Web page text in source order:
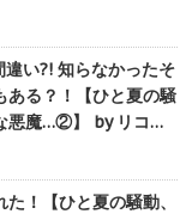
違い?! 知らなかったそ
ある？！【ひと夏の騒
悪魔…②】 by リコ…
！【ひと夏の騒動、